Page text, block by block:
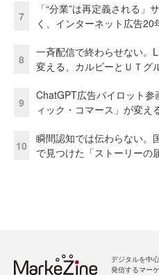
7
「“分業”は再定義される
く、インターネット広告20
8
一斉配信で終わらせない。
変える、カルビーとＵＴグ
9
ChatGPT広告パイロット
ィック・コマース」が変え
10
瞬間認知では伝わらない。
で見つけた「ストーリーの
デジタルを中
発信するマー